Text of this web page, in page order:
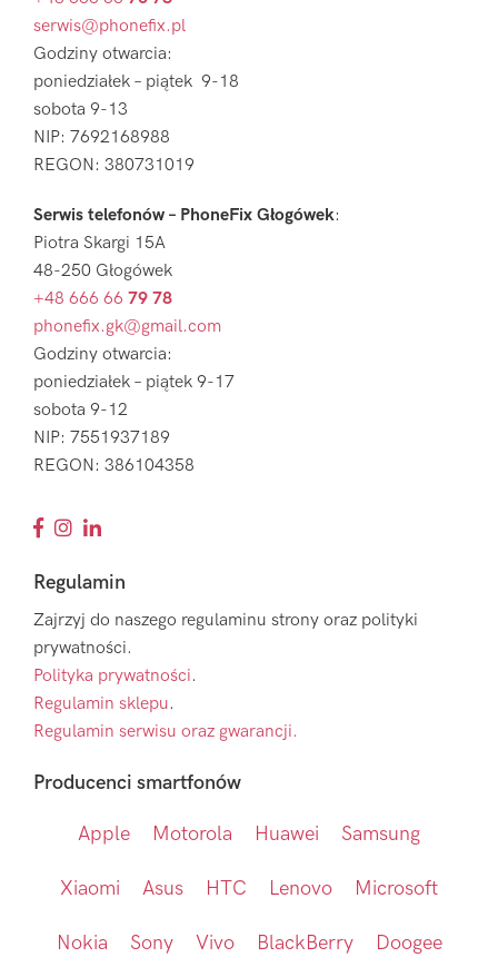
serwis@phonefix.pl
Godziny otwarcia:
poniedziałek – piątek 9-18
sobota 9-13
NIP: 7692168988
REGON: 380731019
Serwis telefonów – PhoneFix Głogówek:
Piotra Skargi 15A
48-250 Głogówek
+48 666 66 79 78
phonefix.gk@gmail.com
Godziny otwarcia:
poniedziałek – piątek 9-17
sobota 9-12
NIP: 7551937189
REGON: 386104358
Regulamin
Zajrzyj do naszego regulaminu strony oraz polityki
prywatności.
Polityka prywatności.
Regulamin sklepu.
Regulamin serwisu oraz gwarancji.
Producenci smartfonów
Apple Motorola Huawei Samsung
Xiaomi Asus HTC Lenovo Microsoft
Nokia Sony Vivo BlackBerry Doogee